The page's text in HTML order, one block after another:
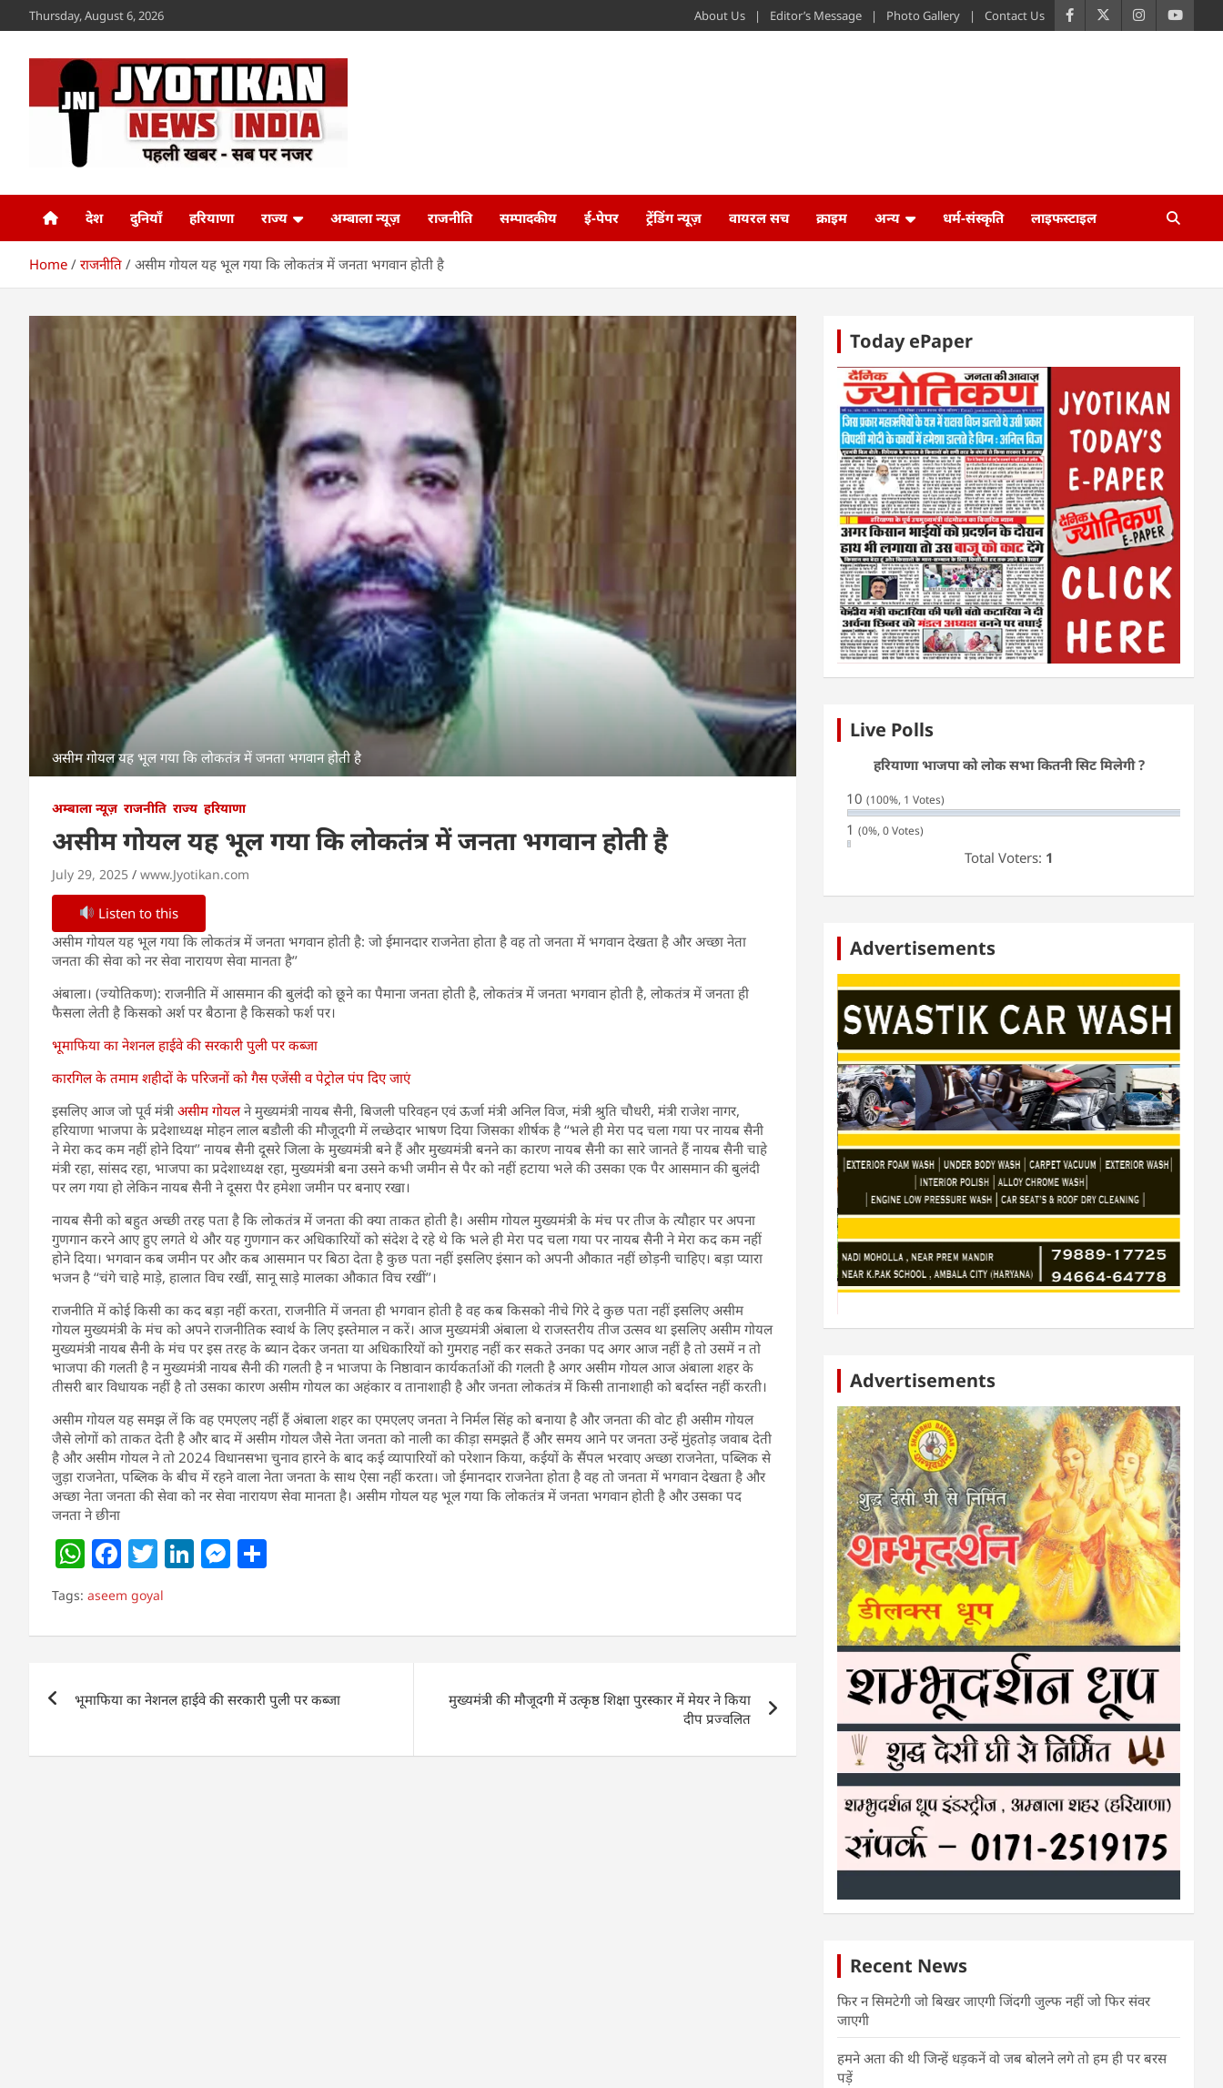
to
Thursday, August 6, 2026 About Us Editor’s Message Photo Gallery Contact Us
Jyotikan
देश दुनियाँ हरियाणा राज्य अम्बाला न्यूज़ राजनीति सम्पादकीय ई-पेपर ट्रेंडिंग न्यूज़ वायरल सच क्राइम अन्य धर्म-संस्कृति लाइफस्टाइल
Home राजनीति असीम गोयल यह भूल गया कि लोकतंत्र में जनता भगवान होती है
असीम गोयल यह भूल गया कि लोकतंत्र में जनता भगवान होती है
अम्बाला न्यूज़ राजनीति राज्य हरियाणा
असीम गोयल यह भूल गया कि लोकतंत्र में जनता भगवान होती है
July 29, 2025 www.Jyotikan.com
Listen to this
असीम गोयल यह भूल गया कि लोकतंत्र में जनता भगवान होती है: जो ईमानदार राजनेता होता है वह तो जनता में भगवान देखता है और अच्छा नेता
जनता की सेवा को नर सेवा नारायण सेवा मानता है’’
अंबाला। (ज्योतिकण): राजनीति में आसमान की बुलंदी को छूने का पैमाना जनता होती है, लोकतंत्र में जनता भगवान होती है, लोकतंत्र में जनता ही
फैसला लेती है किसको अर्श पर बैठाना है किसको फर्श पर।
भूमाफिया का नेशनल हाईवे की सरकारी पुली पर कब्जा
कारगिल के तमाम शहीदों के परिजनों को गैस एजेंसी व पेट्रोल पंप दिए जाएं
इसलिए आज जो पूर्व मंत्री असीम गोयलने मुख्यमंत्री नायब सैनी, बिजली परिवहन एवं ऊर्जा मंत्री अनिल विज, मंत्री श्रुति चौधरी, मंत्री राजेश नागर,
हरियाणा भाजपा के प्रदेशाध्यक्ष मोहन लाल बडौली की मौजूदगी में लच्छेदार भाषण दिया जिसका शीर्षक है ‘‘भले ही मेरा पद चला गया पर नायब सैनी
ने मेरा कद कम नहीं होने दिया’’ नायब सैनी दूसरे जिला के मुख्यमंत्री बने हैं और मुख्यमंत्री बनने का कारण नायब सैनी का सारे जानते हैं नायब सैनी चाहे
मंत्री रहा, सांसद रहा, भाजपा का प्रदेशाध्यक्ष रहा, मुख्यमंत्री बना उसने कभी जमीन से पैर को नहीं हटाया भले की उसका एक पैर आसमान की बुलंदी
पर लग गया हो लेकिन नायब सैनी ने दूसरा पैर हमेशा जमीन पर बनाए रखा।
नायब सैनी को बहुत अच्छी तरह पता है कि लोकतंत्र में जनता की क्या ताकत होती है। असीम गोयल मुख्यमंत्री के मंच पर तीज के त्यौहार पर अपना
गुणगान करने आए हुए लगते थे और यह गुणगान कर अधिकारियों को संदेश दे रहे थे कि भले ही मेरा पद चला गया पर नायब सैनी ने मेरा कद कम नहीं
होने दिया। भगवान कब जमीन पर और कब आसमान पर बिठा देता है कुछ पता नहीं इसलिए इंसान को अपनी औकात नहीं छोड़नी चाहिए। बड़ा प्यारा
भजन है ‘‘चंगे चाहे माड़े, हालात विच रखीं, सानू साड़े मालका औकात विच रखीं’’।
राजनीति में कोई किसी का कद बड़ा नहीं करता, राजनीति में जनता ही भगवान होती है वह कब किसको नीचे गिरे दे कुछ पता नहीं इसलिए असीम
गोयल मुख्यमंत्री के मंच को अपने राजनीतिक स्वार्थ के लिए इस्तेमाल न करें। आज मुख्यमंत्री अंबाला थे राजस्तरीय तीज उत्सव था इसलिए असीम गोयल
मुख्यमंत्री नायब सैनी के मंच पर इस तरह के ब्यान देकर जनता या अधिकारियों को गुमराह नहीं कर सकते उनका पद अगर आज नहीं है तो उसमें न तो
भाजपा की गलती है न मुख्यमंत्री नायब सैनी की गलती है न भाजपा के निष्ठावान कार्यकर्ताओं की गलती है अगर असीम गोयल आज अंबाला शहर के
तीसरी बार विधायक नहीं है तो उसका कारण असीम गोयल का अहंकार व तानाशाही है और जनता लोकतंत्र में किसी तानाशाही को बर्दास्त नहीं करती।
असीम गोयल यह समझ लें कि वह एमएलए नहीं हैं अंबाला शहर का एमएलए जनता ने निर्मल सिंह को बनाया है और जनता की वोट ही असीम गोयल
जैसे लोगों को ताकत देती है और बाद में असीम गोयल जैसे नेता जनता को नाली का कीड़ा समझते हैं और समय आने पर जनता उन्हें मुंहतोड़ जवाब देती
है और असीम गोयल ने तो 2024 विधानसभा चुनाव हारने के बाद कई व्यापारियों को परेशान किया, कईयों के सैंपल भरवाए अच्छा राजनेता, पब्लिक से
जुड़ा राजनेता, पब्लिक के बीच में रहने वाला नेता जनता के साथ ऐसा नहीं करता। जो ईमानदार राजनेता होता है वह तो जनता में भगवान देखता है और
अच्छा नेता जनता की सेवा को नर सेवा नारायण सेवा मानता है। असीम गोयल यह भूल गया कि लोकतंत्र में जनता भगवान होती है और उसका पद
जनता ने छीना
W
h
at
s
p
F
a
c
e
o
k
T
w
itt
er
Li
e
n
M
e
g
e
Tags: aseem goyal
Post
navigation
भूमाफिया का नेशनल हाईवे की सरकारी पुली पर कब्जा
मुख्यमंत्री की मौजूदगी में उत्कृष्ठ शिक्षा पुरस्कार में मेयर ने किया
दीप प्रज्वलित
Today ePaper
Live Polls
हरियाणा भाजपा को लोक सभा कितनी सिट मिलेगी ?
10(100%, 1 Votes)
1(0%, 0 Votes)
Total Voters: 1
Advertisements
Advertisements
Recent News
फिर न सिमटेगी जो बिखर जाएगी जिंदगी जुल्फ नहीं जो फिर संवर
जाएगी
हमने अता की थी जिन्हें धड़कनें वो जब बोलने लगे तो हम ही पर बरस
पड़ें